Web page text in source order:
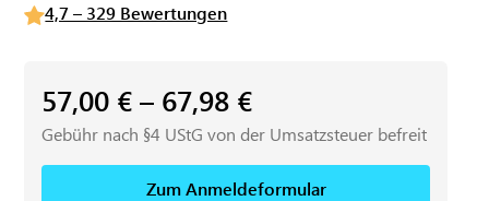
4,7 – 329 Bewertungen
57,00 € – 67,98 €
Gebühr nach §4 UStG von der Umsatzsteuer befreit
Zum Anmeldeformular